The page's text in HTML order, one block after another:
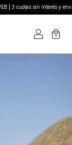
cuotas sin interés y envío
0